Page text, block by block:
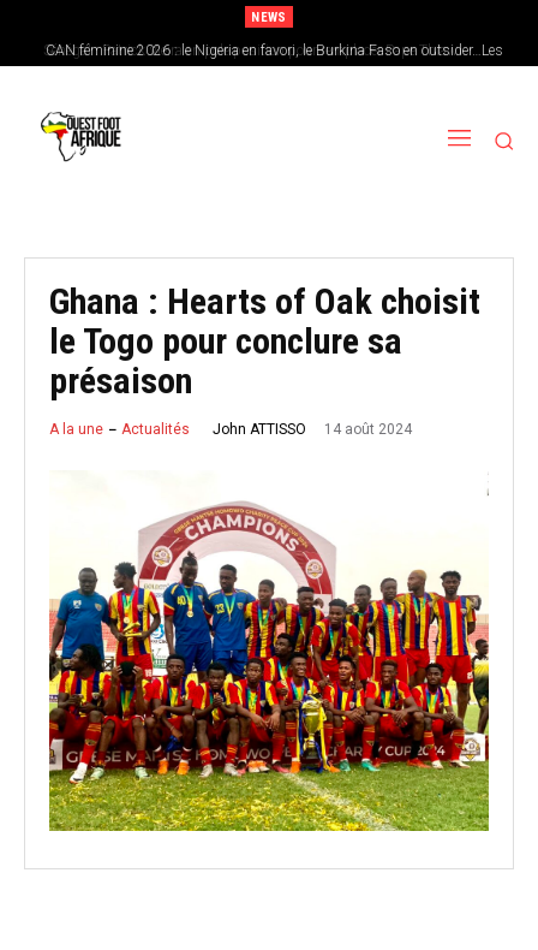
NEWS
CAN féminine 2026 : le Nigeria en favori, le Burkina Faso en outsider…Les
chances de l’Afrique de l’Ouest
Ghana : Hearts of Oak choisit
le Togo pour conclure sa
présaison
A la une Actualités John ATTISSO 14 août 2024